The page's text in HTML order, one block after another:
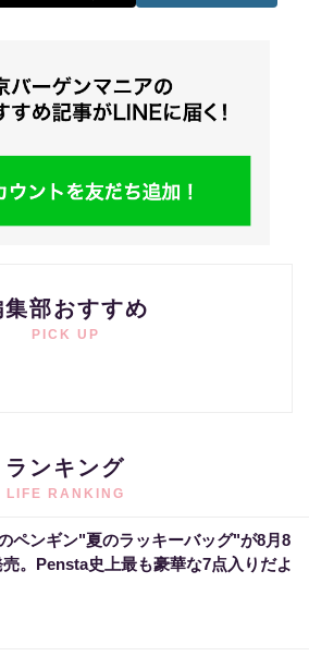
集部おすすめ
PICK UP
ランキング
LIFE RANKING
ペンギン"夏のラッキーバッグ"が8月8
売。Pensta史上最も豪華な7点入りだよ